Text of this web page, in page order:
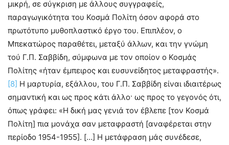
μικρή, σε σύγκριση με άλλους συγγραφείς,
παραγωγικότητα του Κοσμά Πολίτη όσον αφορά στο
πρωτότυπο μυθοπλαστικό έργο του. Επιπλέον, ο
Μπεκατώρος παραθέτει, μεταξύ άλλων, και την γνώμη
τού Γ.Π. Σαββίδη, σύμφωνα με τον οποίον ο Κοσμάς
Πολίτης «ήταν έμπειρος και ευσυνείδητος μεταφραστής».
[8] Η μαρτυρία, εξάλλου, του Γ.Π. Σαββίδη είναι ιδιαιτέρως
σημαντική και ως προς κάτι άλλο· ως προς το γεγονός ότι,
όπως γράφει: «Η δική μας γενιά τον έβλεπε [τον Κοσμά
Πολίτη] πια μονάχα σαν μεταφραστή [αναφέρεται στην
περίοδο 1954-1955]. […] Η μετάφραση μάς συνέδεσε,